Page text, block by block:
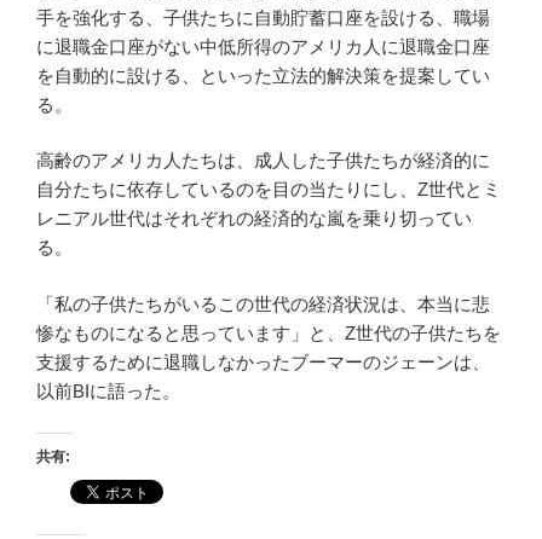
手を強化する、子供たちに自動貯蓄口座を設ける、職場
に退職金口座がない中低所得のアメリカ人に退職金口座
を自動的に設ける、といった立法的解決策を提案してい
る。
高齢のアメリカ人たちは、成人した子供たちが経済的に
自分たちに依存しているのを目の当たりにし、Z世代とミ
レニアル世代はそれぞれの経済的な嵐を乗り切ってい
る。
「私の子供たちがいるこの世代の経済状況は、本当に悲
惨なものになると思っています」と、Z世代の子供たちを
支援するために退職しなかったブーマーのジェーンは、
以前BIに語った。
共有: